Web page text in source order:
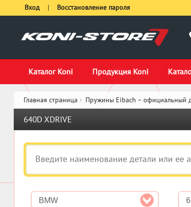
Каталог Koni Продукция Koni
Вход | Восстановление пароля
Главная страница Пружины Eibach – официальный
640D XDRIVE
BMW